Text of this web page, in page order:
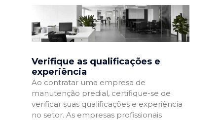
Verifique as qualificações e
experiência
Ao contratar uma empresa de
manutenção predial, certifique-se de
verificar suas qualificações e experiência
no setor. As empresas profissionais